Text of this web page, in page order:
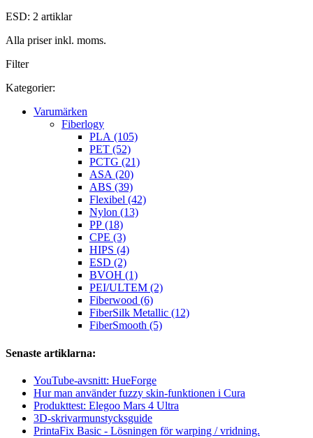
ESD: 2 artiklar
Alla priser inkl. moms.
Filter
Kategorier:
Varumärken
Fiberlogy
PLA (105)
PET (52)
PCTG (21)
ASA (20)
ABS (39)
Flexibel (42)
Nylon (13)
PP (18)
CPE (3)
HIPS (4)
ESD (2)
BVOH (1)
PEI/ULTEM (2)
Fiberwood (6)
FiberSilk Metallic (12)
FiberSmooth (5)
Senaste artiklarna:
YouTube-avsnitt: HueForge
Hur man använder fuzzy skin-funktionen i Cura
Produkttest: Elegoo Mars 4 Ultra
3D-skrivarmunstycksguide
PrintaFix Basic - Lösningen för warping / vridning.